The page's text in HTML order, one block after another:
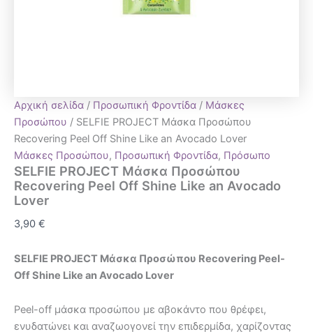
Αρχική σελίδα / Προσωπική Φροντίδα / Μάσκες
Προσώπου / SELFIE PROJECT Μάσκα Προσώπου
Recovering Peel Off Shine Like an Avocado Lover
Μάσκες Προσώπου, Προσωπική Φροντίδα, Πρόσωπο
SELFIE PROJECT Μάσκα Προσώπου
Recovering Peel Off Shine Like an Avocado
Lover
3,90 €
SELFIE PROJECT Μάσκα Προσώπου Recovering Peel-
Off Shine Like an Avocado Lover
Peel-off μάσκα προσώπου με αβοκάντο που θρέφει,
ενυδατώνει και αναζωογονεί την επιδερμίδα, χαρίζοντας